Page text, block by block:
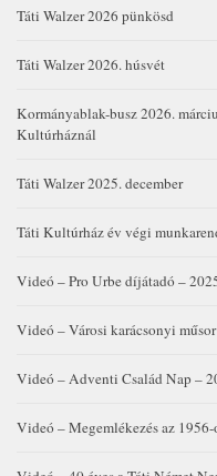
Táti Walzer 2026 pünkösd
Táti Walzer 2026. húsvét
Kormányablak-busz 2026.
Kultúrháznál
Táti Walzer 2025. december
Táti Kultúrház év végi
Videó – Pro Urbe díjátadó –
Videó – Városi karácsonyi
Videó – Adventi Család Nap –
Videó – Megemlékezés az 1956-